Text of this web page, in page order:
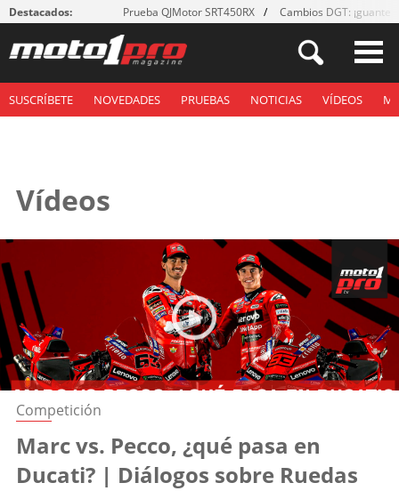
Destacados: Prueba QJMotor SRT450RX Cambios DGT: ¡guantes!
SUSCRÍBETE NOVEDADES PRUEBAS NOTICIAS VÍDEOS
Vídeos
Competición
Marc vs. Pecco, ¿qué pasa en
Ducati? | Diálogos sobre Ruedas
Páginas